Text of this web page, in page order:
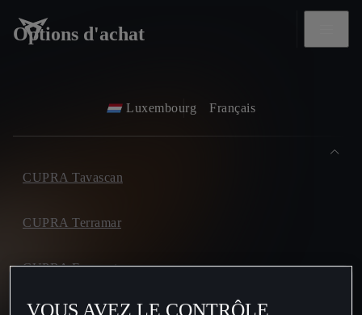
Options d'achat
Luxembourg Français
CUPRA Tavascan
CUPRA Terramar
CUPRA Formentor
VOUS AVEZ LE CONTRÔLE